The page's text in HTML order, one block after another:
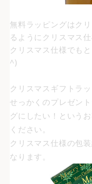
無料ラッピングはク
るようにクリスマス
クリスマス仕様でも
^)
クリスマスギフトラ
せっかくのプレゼン
グにしたい！という
ください。
クリスマス仕様の包
なります。